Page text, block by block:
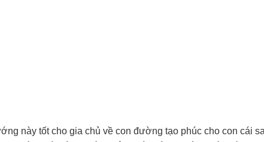
này tốt cho gia chủ về con đường tạo phúc cho con cái